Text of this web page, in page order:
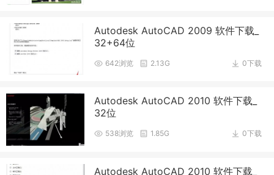
Autodesk AutoCAD 2009 软件下载_
32+64位
0下载
642浏览 2.13G
Autodesk AutoCAD 2010 软件下载_
32位
0下载
538浏览 1.85G
Autodesk AutoCAD 2010 软件下载_